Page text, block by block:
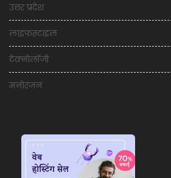
उत्तर प्रदेश
लाइफस्टाइल
टेक्नोलॉजी
मनोरंजन